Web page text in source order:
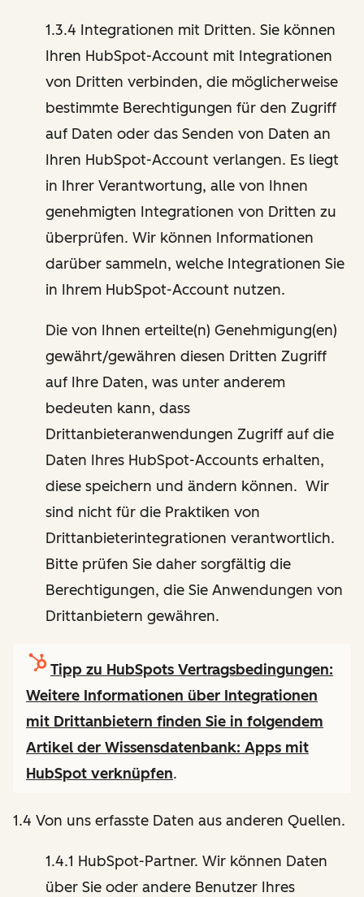
1.3.4 Integrationen mit Dritten. Sie können
Ihren HubSpot-Account mit Integrationen
von Dritten verbinden, die möglicherweise
bestimmte Berechtigungen für den Zugriff
auf Daten oder das Senden von Daten an
Ihren HubSpot-Account verlangen. Es liegt
in Ihrer Verantwortung, alle von Ihnen
genehmigten Integrationen von Dritten zu
überprüfen. Wir können Informationen
darüber sammeln, welche Integrationen Sie
in Ihrem HubSpot-Account nutzen.
Die von Ihnen erteilte(n) Genehmigung(en)
gewährt/gewähren diesen Dritten Zugriff
auf Ihre Daten, was unter anderem
bedeuten kann, dass
Drittanbieteranwendungen Zugriff auf die
Daten Ihres HubSpot-Accounts erhalten,
diese speichern und ändern können. Wir
sind nicht für die Praktiken von
Drittanbieterintegrationen verantwortlich.
Bitte prüfen Sie daher sorgfältig die
Berechtigungen, die Sie Anwendungen von
Drittanbietern gewähren.
Tipp zu HubSpots Vertragsbedingungen:
Weitere Informationen über Integrationen
mit Drittanbietern finden Sie in folgendem
Artikel der Wissensdatenbank: Apps mit
HubSpot verknüpfen.
1.4 Von uns erfasste Daten aus anderen Quellen.
1.4.1 HubSpot-Partner. Wir können Daten
über Sie oder andere Benutzer Ihres